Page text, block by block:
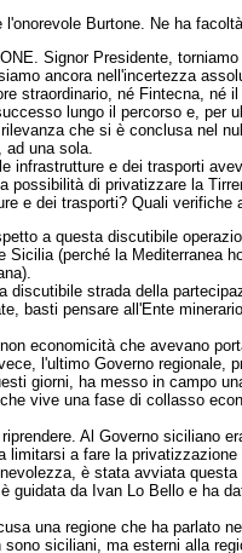
Burtone. Ne ha
Signor Presidente,
ancora nell'incertezza
straordinario, né Fintecna,
lungo il percorso e,
che si è conclusa nel
una sola.
infrastrutture e dei trasporti
la possibilità di privatizzare la
e dei trasporti? Quali
a questa discutibile
Sicilia (perché la Mediterranea
discutibile strada della
basti pensare all'Ente
economicità che avevano
l'ultimo Governo regionale,
giorni, ha messo in campo
vive una fase di collasso
Al Governo siciliano
limitarsi a fare la
è stata avviata
guidata da Ivan Lo Bello e ha
una regione che ha parlato
siciliani, ma esterni alla